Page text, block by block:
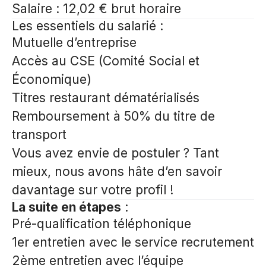
Salaire : 12,02 € brut horaire
Les essentiels du salarié :
Mutuelle d’entreprise
Accès au CSE (Comité Social et
Économique)
Titres restaurant dématérialisés
Remboursement à 50% du titre de
transport
Vous avez envie de postuler ? Tant
mieux, nous avons hâte d’en savoir
davantage sur votre profil !
La suite en étapes :
Pré-qualification téléphonique
1er entretien avec le service recrutement
2ème entretien avec l’équipe